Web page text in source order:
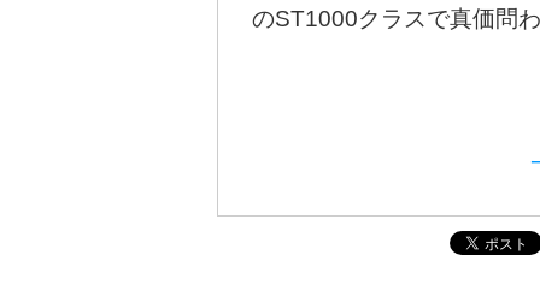
のST1000クラスで真価問